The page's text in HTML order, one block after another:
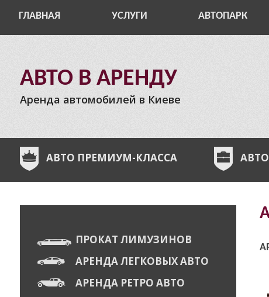
ГЛАВНАЯ УСЛУГИ АВТОПАРК
АВТО В АРЕНДУ
Аренда автомобилей в Киеве
АВТО ПРЕМИУМ-КЛАССА
ПРОКАТ ЛИМУЗИНОВ
АРЕНДА ЛЕГКОВЫХ АВТО
АРЕНДА РЕТРО АВТО